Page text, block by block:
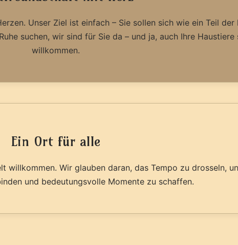
Unser Ziel ist einfach – Sie sollen sich wie ein Teil der
suchen, wir sind für Sie da – und ja, auch Ihre Haustiere
willkommen.
Ein Ort für alle
willkommen. Wir glauben daran, das Tempo zu drosseln,
und bedeutungsvolle Momente zu schaffen.